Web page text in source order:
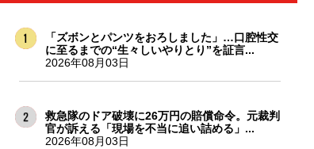
「ズボンとパンツをおろしました」…口腔性交
に至るまでの“生々しいやりとり”を証言...
2026年08月03日
救急隊のドア破壊に26万円の賠償命令。元裁判
官が訴える「現場を不当に追い詰める」...
2026年08月03日